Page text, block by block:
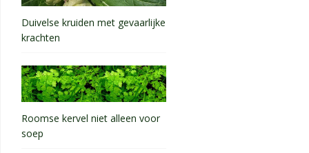
Duivelse kruiden met gevaarlijke
krachten
Roomse kervel niet alleen voor
soep